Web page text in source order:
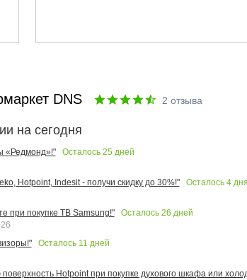
DNS 2 отзыва
на сегодня
«Редмонд»!" Осталось 25 дней
Hotpoint, Indesit - получи скидку до 30%!" Осталось 4дня
при покупке ТВ Samsung!" Осталось 26 дней
Осталось 11 дней
Hotpoint при покупке духового шкафа или